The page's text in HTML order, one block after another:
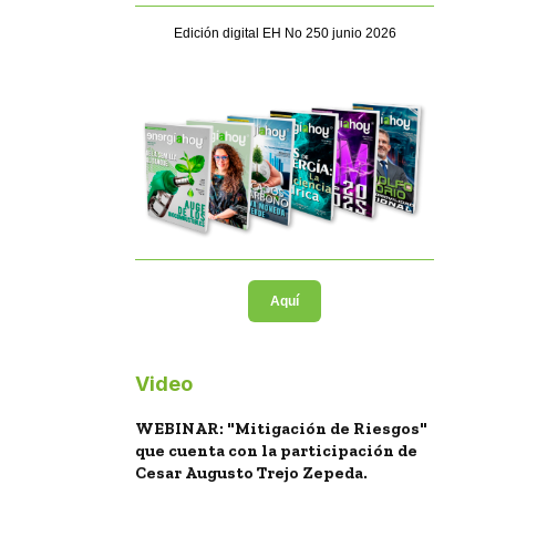
Edición digital EH No 250 junio 2026
Aquí
Video
WEBINAR: "Mitigación de Riesgos"
que cuenta con la participación de
Cesar Augusto Trejo Zepeda.